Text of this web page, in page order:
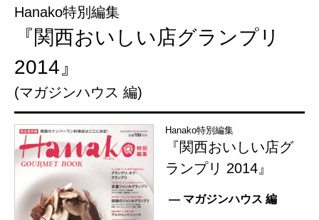
Hanako特別編集
『関西おいしい店グランプリ
2014』
(マガジンハウス 編)
Hanako特別編集
『関西おいしい店グ
ランプリ 2014』
— マガジンハウス 編